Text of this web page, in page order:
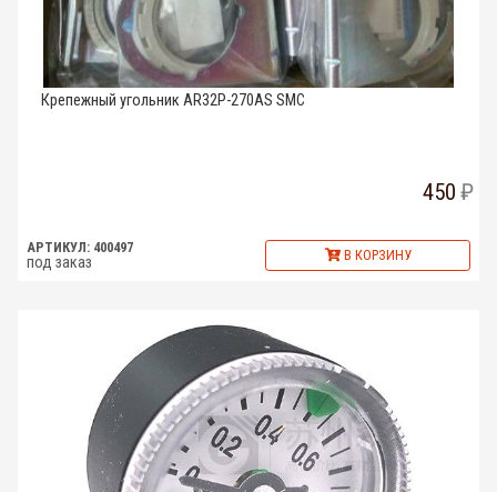
Крепежный угольник AR32P-270AS SMC
450
АРТИКУЛ: 400497
под заказ В КОРЗИНУ